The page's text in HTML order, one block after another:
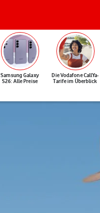
Samsung Galaxy
S26: Alle Preise
Die Vodafone CallYa-
Tarife im Überblick